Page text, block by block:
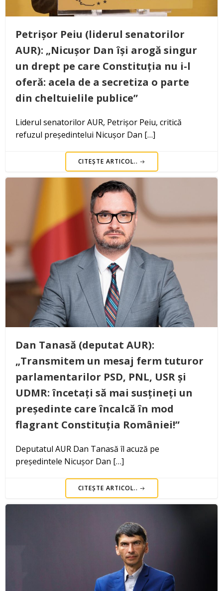
Petrișor Peiu (liderul senatorilor
AUR): „Nicușor Dan își arogă singur
un drept pe care Constituția nu i-l
oferă: acela de a secretiza o parte
din cheltuielile publice”
Liderul senatorilor AUR, Petrișor Peiu, critică
refuzul președintelui Nicușor Dan […]
CITEȘTE ARTICOL..
Dan Tanasă (deputat AUR):
„Transmitem un mesaj ferm tuturor
parlamentarilor PSD, PNL, USR și
UDMR: încetați să mai susțineți un
președinte care încalcă în mod
flagrant Constituția României!”
Deputatul AUR Dan Tanasă îl acuză pe
președintele Nicușor Dan […]
CITEȘTE ARTICOL..